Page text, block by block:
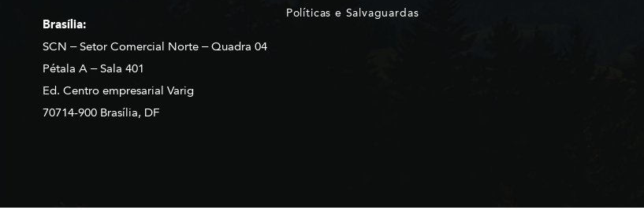
Brasília:
SCN – Setor Comercial Norte – Quadra 04
Pétala A – Sala 401
Ed. Centro empresarial Varig
70714-900 Brasília, DF
Políticas e Salvaguardas